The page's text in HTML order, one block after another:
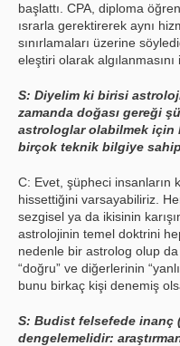
başlattı. CPA, diploma
ısrarla gerektirerek aynı
sınırlamaları üzerine
eleştiri olarak
S: Diyelim ki birisi
zamanda doğası gereği
astrologlar olabilmek için
birçok teknik bilgiye
C: Evet, şüpheci insanların
hissettiğini varsayabiliriz.
sezgisel ya da ikisinin
astrolojinin temel doktrini
nedenle bir astrolog olup da
“doğru” ve diğerlerinin
bunu birkaç kişi denemiş
S: Budist felsefede inanç
dengelemelidir: